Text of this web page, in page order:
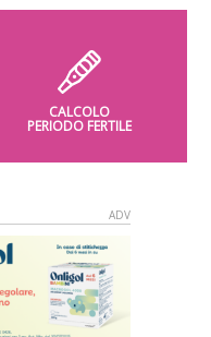
CALCOLO
PERIODO FERTILE